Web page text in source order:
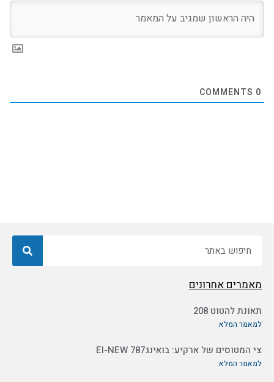
0
מאמרים אחרונים
תאונת להטוט 208
למאמר המלא
צי המטוסים של ארקיע: בואינג787 EI-NEW
למאמר המלא